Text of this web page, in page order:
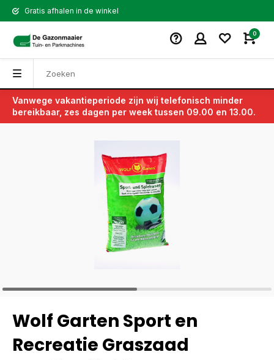
Gratis afhalen in de winkel
0
Vanwege vakantieperiode zijn wij telefonisch minder
bereikbaar, zes dagen per week tussen 09.00 en 13.00.
Terug
Wolf Garten Sport en
Recreatie Graszaad